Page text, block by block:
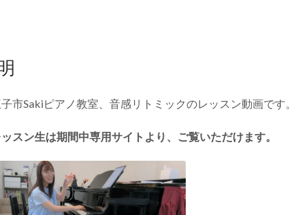
回
レ
ッ
ス
ン
市Sakiピアノ教室、音感リトミックのレッスン動画です。
スン生は期間中専用サイトより、ご覧いただけます。